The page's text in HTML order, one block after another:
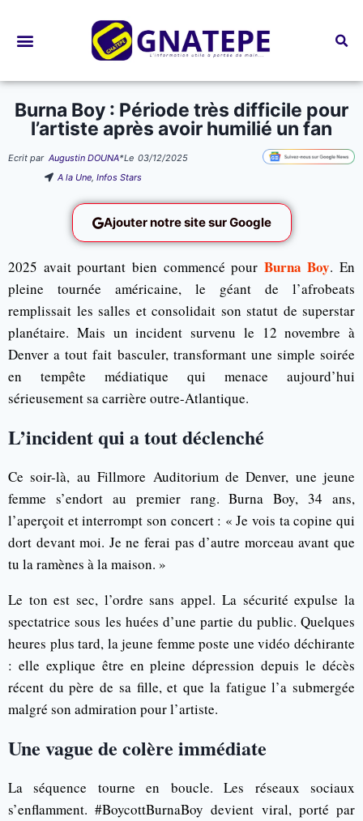
Burna Boy : Période très difficile pour
l’artiste après avoir humilié un fan
Ecrit par Augustin DOUNA*Le 03/12/2025
A la Une,Infos Stars
Ajouter notre site sur Google
2025 avait pourtant bien commencé pour Burna Boy. En
pleine tournée américaine, le géant de l’afrobeats
remplissait les salles et consolidait son statut de superstar
planétaire. Mais un incident survenu le 12 novembre à
Denver a tout fait basculer, transformant une simple soirée
en tempête médiatique qui menace aujourd’hui
sérieusement sa carrière outre-Atlantique.
L’incident qui a tout déclenché
Ce soir-là, au Fillmore Auditorium de Denver, une jeune
femme s’endort au premier rang. Burna Boy, 34 ans,
l’aperçoit et interrompt son concert : « Je vois ta copine qui
dort devant moi. Je ne ferai pas d’autre morceau avant que
tu la ramènes à la maison. »
Le ton est sec, l’ordre sans appel. La sécurité expulse la
spectatrice sous les huées d’une partie du public. Quelques
heures plus tard, la jeune femme poste une vidéo déchirante
: elle explique être en pleine dépression depuis le décès
récent du père de sa fille, et que la fatigue l’a submergée
malgré son admiration pour l’artiste.
Une vague de colère immédiate
La séquence tourne en boucle. Les réseaux sociaux
s’enflamment. #BoycottBurnaBoy devient viral, porté par